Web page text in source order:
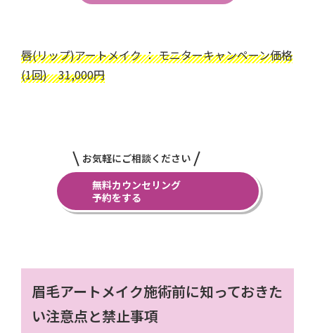
唇(リップ)アートメイク ： モニターキャンペーン価格
(1回) 31,000円
お気軽にご相談ください
無料カウンセリング
予約をする
眉毛アートメイク施術前に知っておきた
い注意点と禁止事項